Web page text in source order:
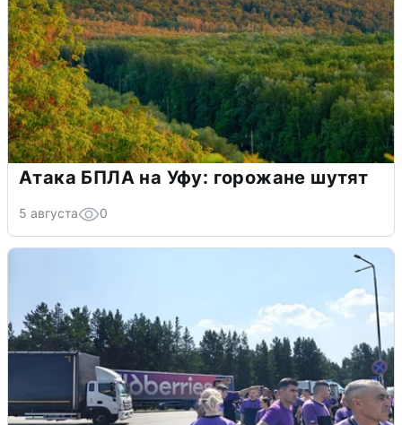
Атака БПЛА на Уфу: горожане шутят
5 августа 0